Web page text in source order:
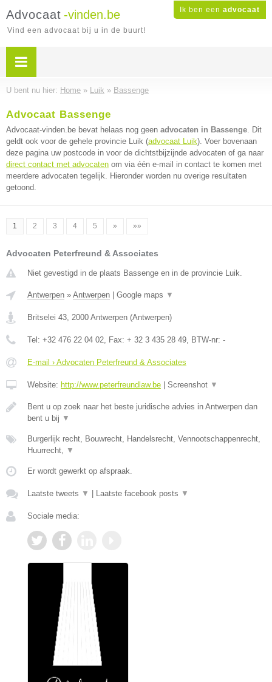
Ik ben een advocaat
Advocaat -vinden.be
Vind een advocaat bij u in de buurt!
U bent nu hier: Home » Luik » Bassenge
Advocaat Bassenge
Advocaat-vinden.be bevat helaas nog geen advocaten in Bassenge. Dit
geldt ook voor de gehele provincie Luik (advocaat Luik). Voer bovenaan
deze pagina uw postcode in voor de dichtstbijzijnde advocaten of ga naar
direct contact met advocaten om via één e-mail in contact te komen met
meerdere advocaten tegelijk. Hieronder worden nu overige resultaten
getoond.
1 2 3 4 5 » »»
Advocaten Peterfreund & Associates
Niet gevestigd in de plaats Bassenge en in de provincie Luik.
Antwerpen » Antwerpen Google maps ▼
Britselei 43, 2000 Antwerpen (Antwerpen)
Tel: +32 476 22 04 02, Fax: + 32 3 435 28 49, BTW-nr: -
E-mail › Advocaten Peterfreund & Associates
Website: http://www.peterfreundlaw.be Screenshot ▼
Bent u op zoek naar het beste juridische advies in Antwerpen dan
bent u bij ▼
Burgerlijk recht, Bouwrecht, Handelsrecht, Vennootschappenrecht,
Huurrecht, ▼
Er wordt gewerkt op afspraak.
Laatste tweets ▼ Laatste facebook posts ▼
Sociale media: